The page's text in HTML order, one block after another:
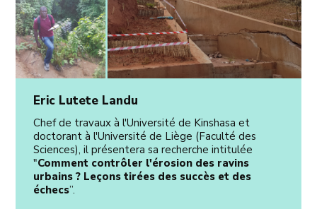
Eric Lutete Landu
Chef de travaux à l'Université de Kinshasa et
doctorant à l'Université de Liège (Faculté des
Sciences), il présentera sa recherche intitulée
"Comment contrôler l'érosion des ravins
urbains ? Leçons tirées des succès et des
échecs”.